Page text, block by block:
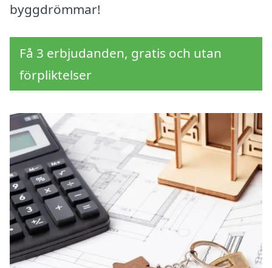
byggdrömmar!
Få 3 erbjudanden, gratis och utan
förpliktelser